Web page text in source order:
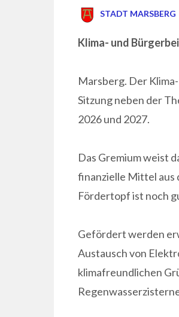
STADT MARSBERG
Klima- und
Marsberg. Der
Sitzung neben der
2026 und 2027.
Das Gremium weist
finanzielle Mittel aus
Fördertopf ist noch
Gefördert werden
Austausch von
klimafreundlichen